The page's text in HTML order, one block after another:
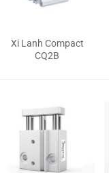
Xi Lanh Compact
CQ2B